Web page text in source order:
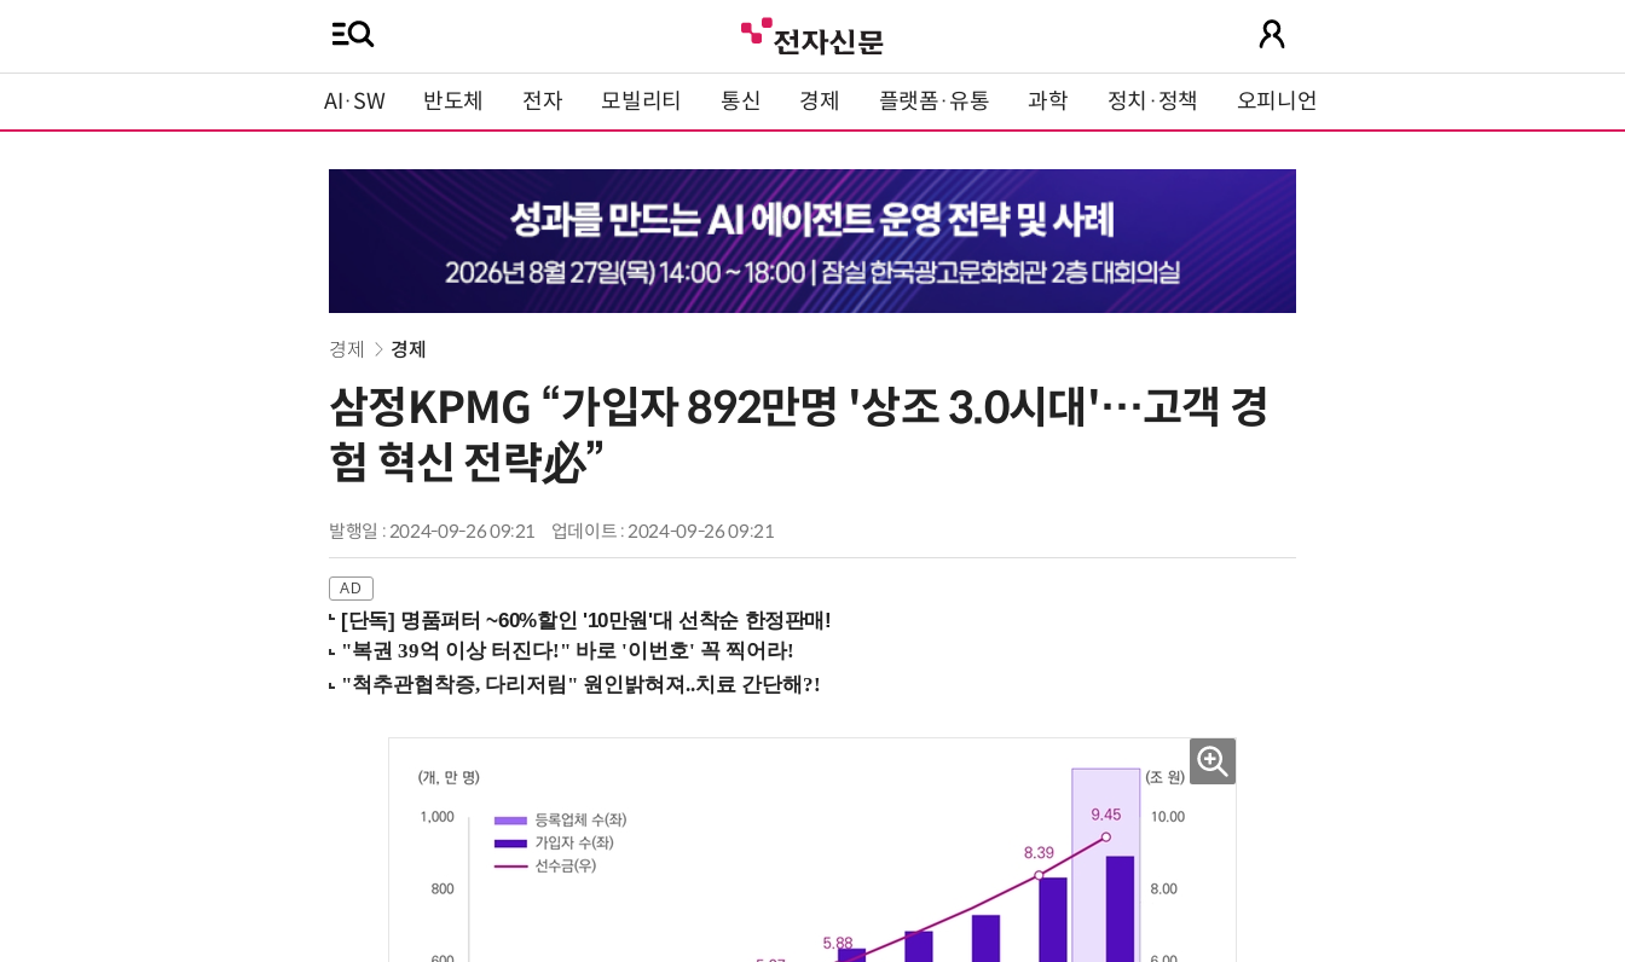
AI·SW 반도체 전자 모빌리티 통신 경제 플랫폼·유통 과학 정치·정책 오피니언
경제 경제
삼정KPMG “가입자 892만명 '상조 3.0시대'…고객 경
험 혁신 전략必”
발행일 : 2024-09-26 09:21 업데이트 : 2024-09-26 09:21
[단독] 명품퍼터 ~60%할인 '10만원'대 선착순 한정판매!